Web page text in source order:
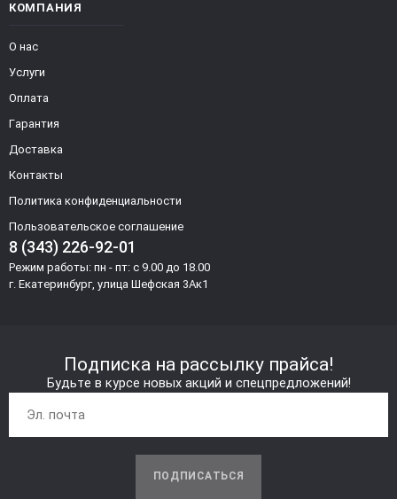
КОМПАНИЯ
О нас
Услуги
Оплата
Гарантия
Доставка
Контакты
Политика конфиденциальности
Пользовательское соглашение
8 (343) 226-92-01
Режим работы: пн - пт: с 9.00 до 18.00
г. Екатеринбург, улица Шефская 3Ак1
Подписка на рассылку прайса!
Будьте в курсе новых акций и спецпредложений!
ПОДПИСАТЬСЯ